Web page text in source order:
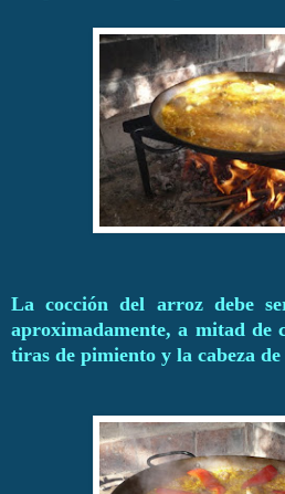
La cocción del arroz debe
aproximadamente, a mitad de
tiras de pimiento y la cabeza